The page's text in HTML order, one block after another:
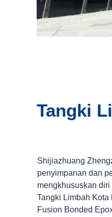
Tangki
Shijiazhuang
penyimpanan dan
mengkhususkan
Tangki Limbah
Fusion Bonded